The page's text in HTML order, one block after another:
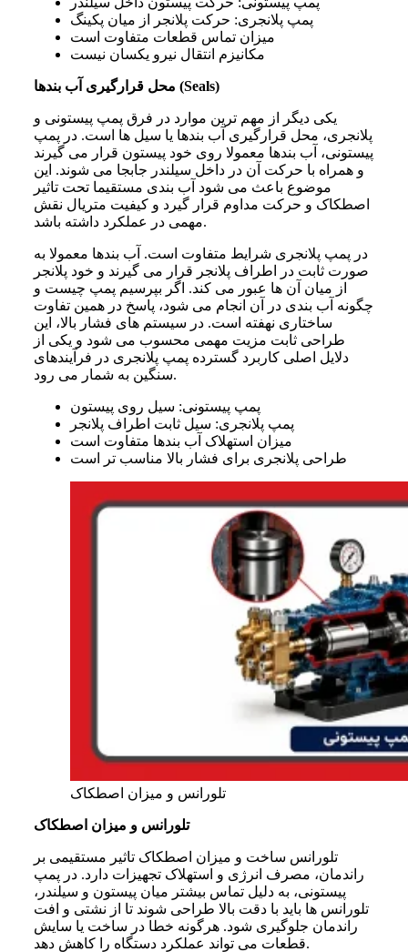
پمپ پلانجری: حرکت پلانجر از میان پکینگ
میزان تماس قطعات متفاوت است
مکانیزم انتقال نیرو یکسان نیست
محل قرارگیری آب بندها (Seals)
یکی دیگر از مهم ترین موارد در فرق پمپ پیستونی و
پلانجری، محل قرارگیری آب بندها یا سیل ها است. در پمپ
پیستونی، آب بندها معمولا روی خود پیستون قرار می گیرند
و همراه با حرکت آن در داخل سیلندر جابجا می شوند. این
موضوع باعث می شود آب بندی مستقیما تحت تاثیر
اصطکاک و حرکت مداوم قرار گیرد و کیفیت متریال نقش
مهمی در عملکرد داشته باشد.
در پمپ پلانجری شرایط متفاوت است. آب بندها معمولا به
صورت ثابت در اطراف پلانجر قرار می گیرند و خود پلانجر
از میان آن ها عبور می کند. اگر بپرسیم پمپ چیست و
چگونه آب بندی در آن انجام می شود، پاسخ در همین تفاوت
ساختاری نهفته است. در سیستم های فشار بالا، این
طراحی ثابت مزیت مهمی محسوب می شود و یکی از
دلایل اصلی کاربرد گسترده پمپ پلانجری در فرآیندهای
سنگین به شمار می رود.
پمپ پیستونی: سیل روی پیستون
پمپ پلانجری: سیل ثابت اطراف پلانجر
میزان استهلاک آب بندها متفاوت است
طراحی پلانجری برای فشار بالا مناسب تر است
تلورانس و میزان اصطکاک
تلورانس و میزان اصطکاک
تلورانس ساخت و میزان اصطکاک تاثیر مستقیمی بر
راندمان، مصرف انرژی و استهلاک تجهیزات دارد. در پمپ
پیستونی، به دلیل تماس بیشتر میان پیستون و سیلندر،
تلورانس ها باید با دقت بالا طراحی شوند تا از نشتی و افت
راندمان جلوگیری شود. هرگونه خطا در ساخت یا سایش
قطعات می تواند عملکرد دستگاه را کاهش دهد.